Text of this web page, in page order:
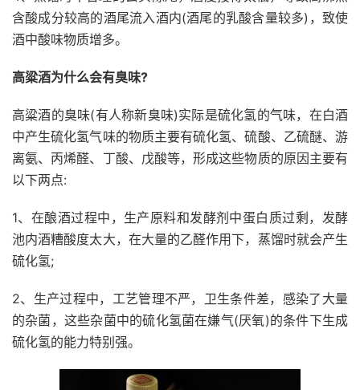
含酸成分较高的酒尾流入酒内(酒尾的乳酸含量较多)，致使
酒中酸味物质增多。
高粱酒为什么会有臭味?
高粱酒的臭味(有人称新臭味)实际是硫化氢的气味，在白酒
中产生硫化氢气味的物质主要有硫化氢、硫酸、乙硫醚、游
离氨、丙烯醛、丁酸、戊酸等，形成这些物质的原因主要有
以下两点:
1、在酿酒过程中，生产原料和发酵剂中蛋白质过剩，发酵
池内酒糟酸度太大，在大量的乙醛作用下，蒸馏时就会产生
硫化氢;
2、生产过程中，工艺管理不严，卫生条件差，感染了大量
的杂菌，这些杂菌中的硫化氢菌在嫌气(厌氧)的条件下生成
硫化氢的能力特别强。